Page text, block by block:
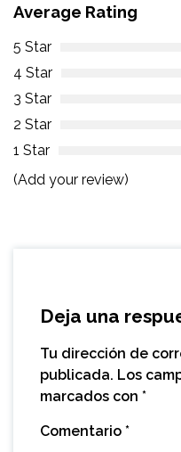
Average Rating
5 Star
4 Star
3 Star
2 Star
1 Star
(Add your review)
Deja una
Tu dirección de
publicada. Los
marcados con *
Comentario *